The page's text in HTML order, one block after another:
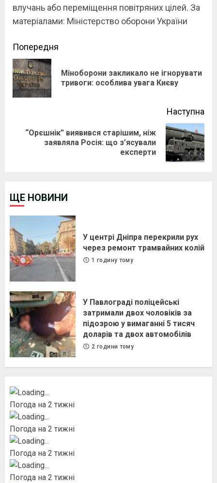
влучань або переміщення повітряних цілей. За
матеріалами: Міністерство оборони України
Continue
Reading
Попередня
Міноборони закликало не ігнорувати
тривоги: особлива увага Києву
Наступна
“Орєшнік” виявився старішим, ніж
заявляла Росія: що з’ясували
експерти
ЩЕ НОВИНИ
У центрі Дніпра перекрили рух
через ремонт трамвайних колій
1 годину тому
У Павлограді поліцейські
затримали двох чоловіків за
підозрою у вимаганні 5 тисяч
доларів та двох автомобілів
2 години тому
Погода на 2 тижні
Погода на 2 тижні
Погода на 2 тижні
Погода на 2 тижні